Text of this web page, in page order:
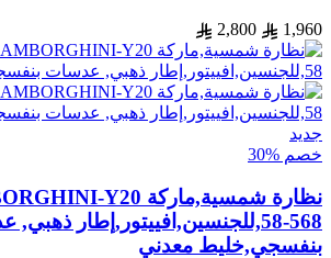
1,960
2,800
جديد
خصم %30
568-58,للجنسين,افييتور,إطار
بنفسجي,خليط معدني